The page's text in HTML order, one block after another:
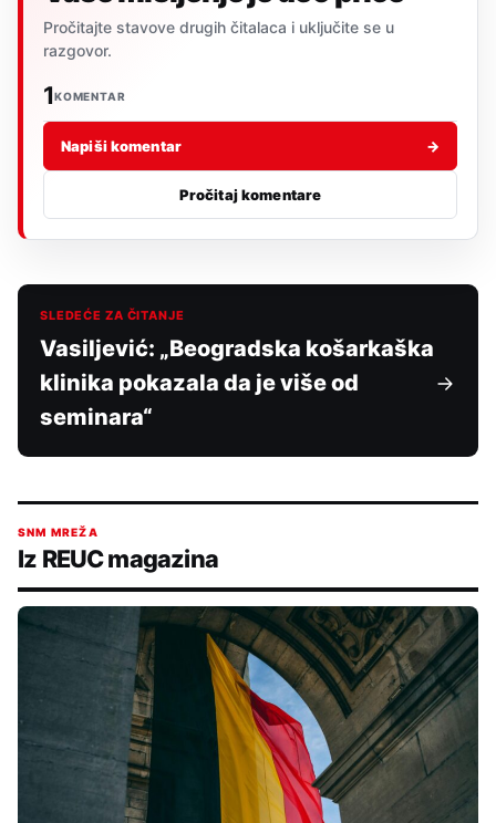
Pročitajte stavove drugih čitalaca i uključite se u
razgovor.
1KOMENTAR
Napiši komentar →
Pročitaj komentare
SLEDEĆE ZA ČITANJE
Vasiljević: „Beogradska košarkaška
klinika pokazala da je više od
seminara“
SNM MREŽA
Iz REUC magazina